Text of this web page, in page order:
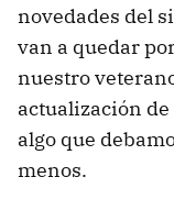
novedades del
van a quedar
nuestro
actualización de
algo que
menos.